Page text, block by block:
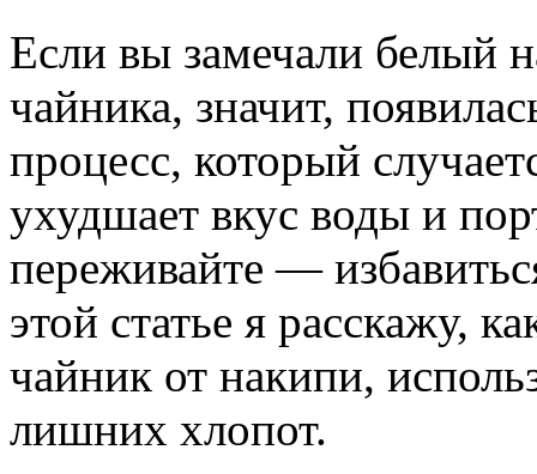
Если вы замечали белый
чайника, значит,
процесс, который
ухудшает вкус воды и
переживайте —
этой статье я расскажу,
чайник от накипи,
лишних хлопот.